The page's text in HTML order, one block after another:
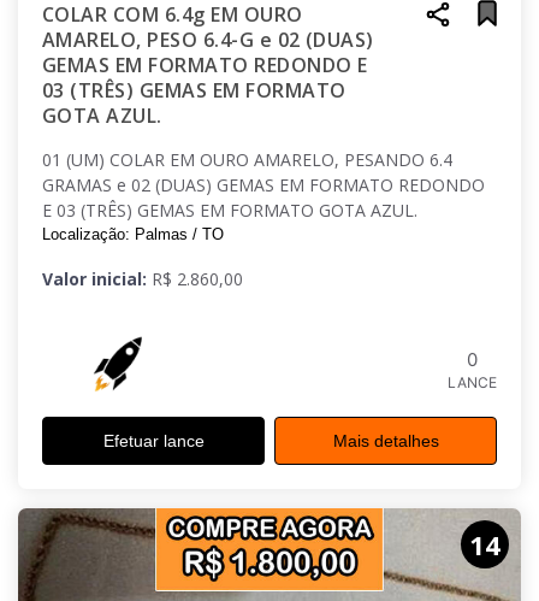
COLAR COM 6.4g EM OURO
AMARELO, PESO 6.4-G e 02 (DUAS)
GEMAS EM FORMATO REDONDO E
03 (TRÊS) GEMAS EM FORMATO
GOTA AZUL.
01 (UM) COLAR EM OURO AMARELO, PESANDO 6.4
GRAMAS e 02 (DUAS) GEMAS EM FORMATO REDONDO
E 03 (TRÊS) GEMAS EM FORMATO GOTA AZUL.
Localização: Palmas / TO
Valor inicial: R$ 2.860,00
0
LANCE
Efetuar lance Mais detalhes
14